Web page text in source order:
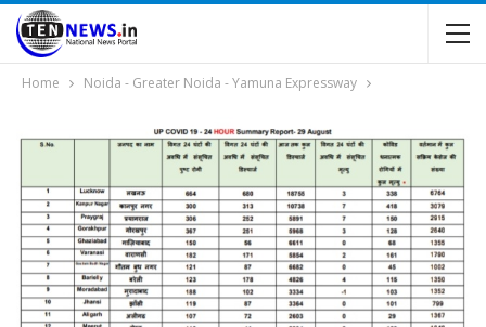
Home Noida - Greater Noida - Yamuna Expressway